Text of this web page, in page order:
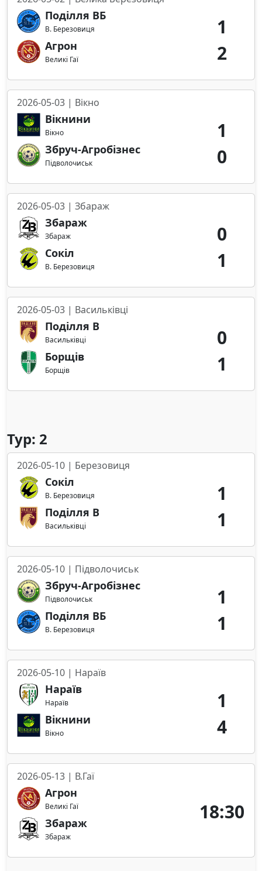
Поділля ВБ
В. Березовиця
Агрон
Великі Гаї
1
2
2026-05-03 | Вікно
Вікнини
Вікно
Збруч-Агробізнес
Підволочиськ
1
0
2026-05-03 | Збараж
Збараж
Збараж
Сокіл
В. Березовиця
0
1
2026-05-03 | Васильківці
Поділля В
Васильківці
Борщів
Борщів
0
1
Тур: 2
2026-05-10 | Березовиця
Сокіл
В. Березовиця
Поділля В
Васильківці
1
1
2026-05-10 | Підволочиськ
Збруч-Агробізнес
Підволочиськ
Поділля ВБ
В. Березовиця
1
1
2026-05-10 | Нараїв
Нараїв
Нараїв
Вікнини
Вікно
1
4
2026-05-13 | В.Гаї
Агрон
Великі Гаї
Збараж
Збараж
18:30